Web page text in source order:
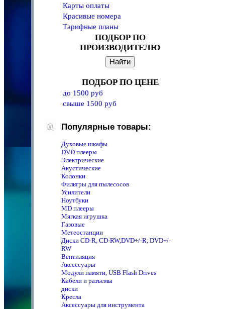
Карты оплаты
Красивые номера
Тарифные планы
ПОДБОР ПО
ПРОИЗВОДИТЕЛЮ
ПОДБОР ПО ЦЕНЕ
до 1500 руб
свыше 1500 руб
Популярные товары:
Духовые шкафы
DVD плееры
Электрические
Акустические
Колонки
Фильтры для пылесосов
Усилители
Ноутбуки
MD плееры
Мягкая игрушка
Газовые
Метеостанции
Диски CD-R, CD-RW,DVD+/-R, DVD+/-
RW
Вентиляция
Аксессуары
Модули памяти, USB Flash Drives
Кабели и разъемы
диски
Кресла
Аксессуары для инструмента